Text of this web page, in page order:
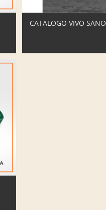
CATALOGO VIVO SANO